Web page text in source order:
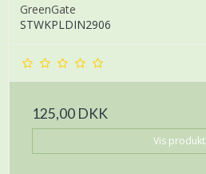
GreenGate
STWKPLDIN2906
125,00 DKK
Vis produkt